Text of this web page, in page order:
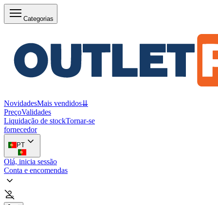
Categorias
NovidadesMais vendidos⇊
PreçoValidades
Liquidação de stockTornar-se
fornecedor
PT
Olá, inicia sessão
Conta e encomendas